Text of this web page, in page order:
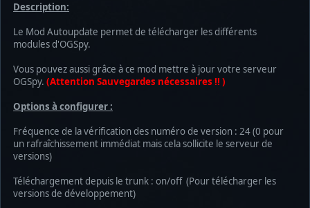
Description:
Le Mod Autoupdate permet de télécharger les différents
modules d'OGSpy.
Vous pouvez aussi grâce à ce mod mettre à jour votre serveur
OGSpy. (Attention Sauvegardes nécessaires !! )
Options à configurer :
Fréquence de la vérification des numéro de version : 24 (0 pour
un rafraîchissement immédiat mais cela sollicite le serveur de
versions)
Téléchargement depuis le trunk : on/off (Pour télécharger les
versions de développement)